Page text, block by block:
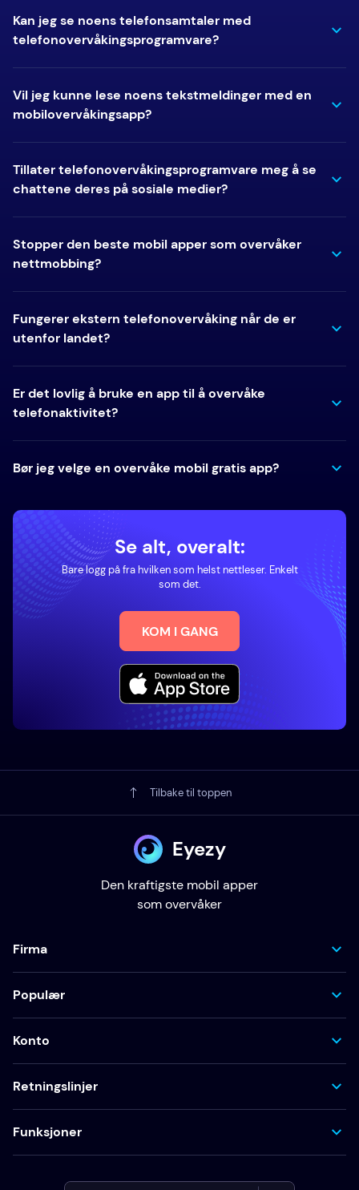
Kan jeg se noens telefonsamtaler med
telefonovervåkingsprogramvare?
Vil jeg kunne lese noens tekstmeldinger med en
mobilovervåkingsapp?
Tillater telefonovervåkingsprogramvare meg å se
chattene deres på sosiale medier?
Stopper den beste mobil apper som overvåker
nettmobbing?
Fungerer ekstern telefonovervåking når de er
utenfor landet?
Er det lovlig å bruke en app til å overvåke
telefonaktivitet?
Bør jeg velge en overvåke mobil gratis app?
Se alt, overalt:
Bare logg på fra hvilken som helst nettleser. Enkelt
som det.
KOM I GANG
Tilbake til toppen
Eyezy
Den kraftigste mobil apper
som overvåker
Firma
Populær
Konto
Retningslinjer
Funksjoner